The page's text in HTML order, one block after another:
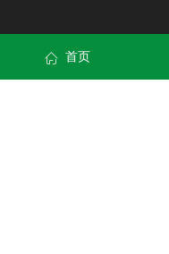
首页